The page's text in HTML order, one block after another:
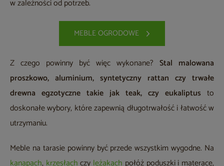
w zależności od potrzeb.
MEBLE OGRODOWE
Z czego powinny być więc wykonane? Stal malowana
proszkowo, aluminium, syntetyczny rattan czy trwałe
drewna egzotyczne takie jak teak, czy eukaliptus to
doskonałe wybory, które zapewnią długotrwałość i łatwość w
utrzymaniu.
Meble na tarasie powinny być przede wszystkim wygodne. Na